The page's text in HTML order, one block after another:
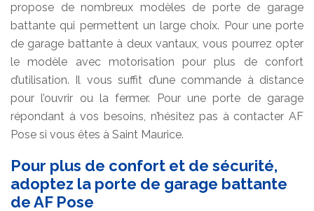
propose de nombreux modèles de porte de garage
battante qui permettent un large choix. Pour une porte
de garage battante à deux vantaux, vous pourrez opter
le modèle avec motorisation pour plus de confort
d’utilisation. Il vous suffit d’une commande à distance
pour l’ouvrir ou la fermer. Pour une porte de garage
répondant à vos besoins, n’hésitez pas à contacter AF
Pose si vous êtes à Saint Maurice.
Pour plus de confort et de sécurité,
adoptez la porte de garage battante
de AF Pose